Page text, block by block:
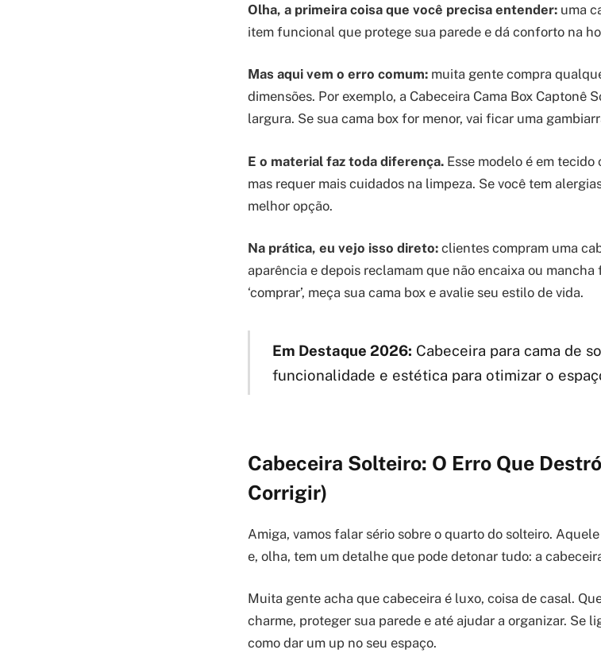
Olha, a primeira coisa que você precisa entender: uma
item funcional que protege sua parede e dá conforto na
Mas aqui vem o erro comum: muita gente compra
dimensões. Por exemplo, a Cabeceira Cama Box Captonê
largura. Se sua cama box for menor, vai ficar uma
E o material faz toda diferença. Esse modelo é em
mas requer mais cuidados na limpeza. Se você tem
melhor opção.
Na prática, eu vejo isso direto: clientes compram uma
aparência e depois reclamam que não encaixa ou
‘comprar’, meça sua cama box e avalie seu estilo de vida.
Em Destaque 2026: Cabeceira para cama de
funcionalidade e estética para otimizar o
Cabeceira Solteiro: O Erro Que
Corrigir)
Amiga, vamos falar sério sobre o quarto do solteiro.
e, olha, tem um detalhe que pode detonar tudo: a
Muita gente acha que cabeceira é luxo, coisa de casal.
charme, proteger sua parede e até ajudar a organizar. Se
como dar um up no seu espaço.